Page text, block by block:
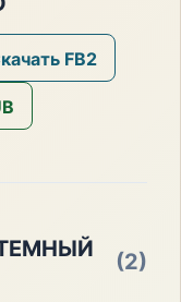
FB2
(2)